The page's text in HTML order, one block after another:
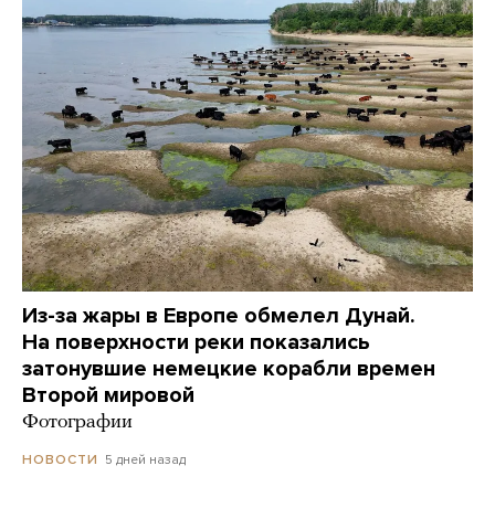
Из-за жары в Европе обмелел Дунай.
На поверхности реки показались
затонувшие немецкие корабли времен
Второй мировой
Фотографии
НОВОСТИ 5 дней назад